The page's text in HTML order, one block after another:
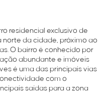
residencial exclusivo de
norte da cidade, próximo ao
O bairro é conhecido por
abundante e imóveis
é uma das principais vias
com o
saídas para a zona